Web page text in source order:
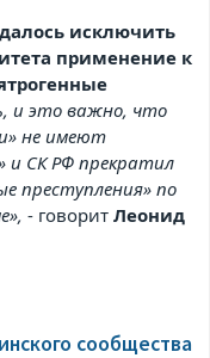
исключить
применение к
и это важно, что
не имеют
и СК РФ прекратил
преступления» по
- говоритЛеонид
сообщества